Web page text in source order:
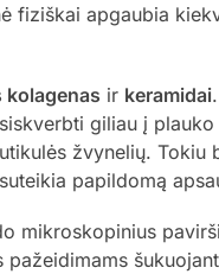
fiziškai apgaubia
ir keramidai
giliau į
žvynelių. Tokiu
papildomą
mikroskopinius
pažeidimams